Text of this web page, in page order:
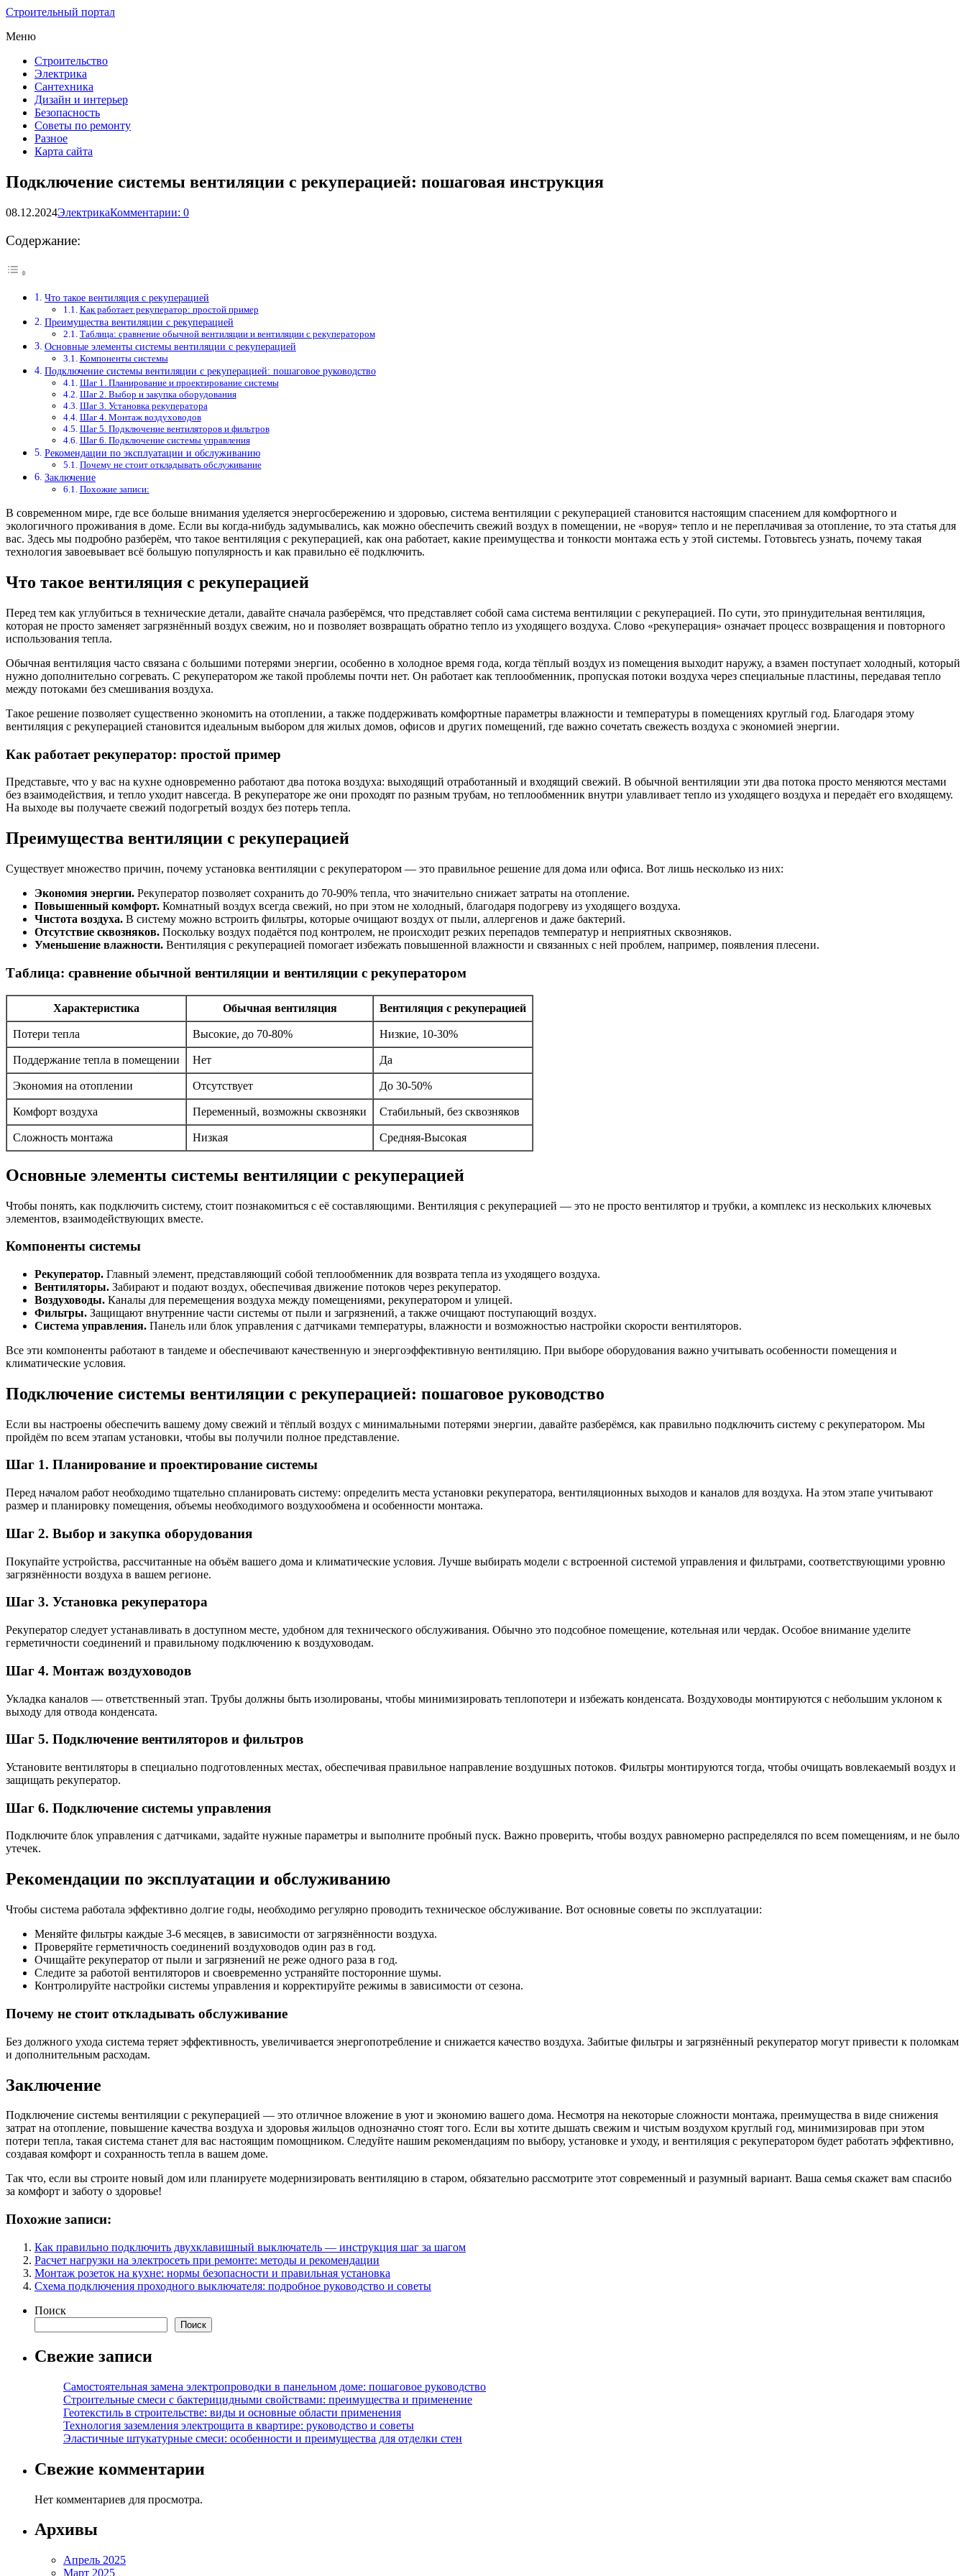
Строительный портал
Меню
Строительство
Электрика
Сантехника
Дизайн и интерьер
Безопасность
Советы по ремонту
Разное
Карта сайта
Подключение системы вентиляции с рекуперацией: пошаговая инструкция
08.12.2024ЭлектрикаКомментарии: 0
Содержание:
Что такое вентиляция с рекуперацией
Как работает рекуператор: простой пример
Преимущества вентиляции с рекуперацией
Таблица: сравнение обычной вентиляции и вентиляции с рекуператором
Основные элементы системы вентиляции с рекуперацией
Компоненты системы
Подключение системы вентиляции с рекуперацией: пошаговое руководство
Шаг 1. Планирование и проектирование системы
Шаг 2. Выбор и закупка оборудования
Шаг 3. Установка рекуператора
Шаг 4. Монтаж воздуховодов
Шаг 5. Подключение вентиляторов и фильтров
Шаг 6. Подключение системы управления
Рекомендации по эксплуатации и обслуживанию
Почему не стоит откладывать обслуживание
Заключение
Похожие записи:
В современном мире, где все больше внимания уделяется энергосбережению и здоровью, система вентиляции с рекуперацией становится настоящим спасением для комфортного и
экологичного проживания в доме. Если вы когда-нибудь задумывались, как можно обеспечить свежий воздух в помещении, не «воруя» тепло и не переплачивая за отопление, то эта статья для
вас. Здесь мы подробно разберём, что такое вентиляция с рекуперацией, как она работает, какие преимущества и тонкости монтажа есть у этой системы. Готовьтесь узнать, почему такая
технология завоевывает всё большую популярность и как правильно её подключить.
Что такое вентиляция с рекуперацией
Перед тем как углубиться в технические детали, давайте сначала разберёмся, что представляет собой сама система вентиляции с рекуперацией. По сути, это принудительная вентиляция,
которая не просто заменяет загрязнённый воздух свежим, но и позволяет возвращать обратно тепло из уходящего воздуха. Слово «рекуперация» означает процесс возвращения и повторного
использования тепла.
Обычная вентиляция часто связана с большими потерями энергии, особенно в холодное время года, когда тёплый воздух из помещения выходит наружу, а взамен поступает холодный, который
нужно дополнительно согревать. С рекуператором же такой проблемы почти нет. Он работает как теплообменник, пропуская потоки воздуха через специальные пластины, передавая тепло
между потоками без смешивания воздуха.
Такое решение позволяет существенно экономить на отоплении, а также поддерживать комфортные параметры влажности и температуры в помещениях круглый год. Благодаря этому
вентиляция с рекуперацией становится идеальным выбором для жилых домов, офисов и других помещений, где важно сочетать свежесть воздуха с экономией энергии.
Как работает рекуператор: простой пример
Представьте, что у вас на кухне одновременно работают два потока воздуха: выходящий отработанный и входящий свежий. В обычной вентиляции эти два потока просто меняются местами
без взаимодействия, и тепло уходит навсегда. В рекуператоре же они проходят по разным трубам, но теплообменник внутри улавливает тепло из уходящего воздуха и передаёт его входящему.
На выходе вы получаете свежий подогретый воздух без потерь тепла.
Преимущества вентиляции с рекуперацией
Существует множество причин, почему установка вентиляции с рекуператором — это правильное решение для дома или офиса. Вот лишь несколько из них:
Экономия энергии. Рекуператор позволяет сохранить до 70-90% тепла, что значительно снижает затраты на отопление.
Повышенный комфорт. Комнатный воздух всегда свежий, но при этом не холодный, благодаря подогреву из уходящего воздуха.
Чистота воздуха. В систему можно встроить фильтры, которые очищают воздух от пыли, аллергенов и даже бактерий.
Отсутствие сквозняков. Поскольку воздух подаётся под контролем, не происходит резких перепадов температур и неприятных сквозняков.
Уменьшение влажности. Вентиляция с рекуперацией помогает избежать повышенной влажности и связанных с ней проблем, например, появления плесени.
Таблица: сравнение обычной вентиляции и вентиляции с рекуператором
Характеристика Обычная вентиляция Вентиляция с рекуперацией
Потери тепла Высокие, до 70-80% Низкие, 10-30%
Поддержание тепла в помещении Нет Да
Экономия на отоплении Отсутствует До 30-50%
Комфорт воздуха Переменный, возможны сквозняки Стабильный, без сквозняков
Сложность монтажа Низкая Средняя-Высокая
Основные элементы системы вентиляции с рекуперацией
Чтобы понять, как подключить систему, стоит познакомиться с её составляющими. Вентиляция с рекуперацией — это не просто вентилятор и трубки, а комплекс из нескольких ключевых
элементов, взаимодействующих вместе.
Компоненты системы
Рекуператор. Главный элемент, представляющий собой теплообменник для возврата тепла из уходящего воздуха.
Вентиляторы. Забирают и подают воздух, обеспечивая движение потоков через рекуператор.
Воздуховоды. Каналы для перемещения воздуха между помещениями, рекуператором и улицей.
Фильтры. Защищают внутренние части системы от пыли и загрязнений, а также очищают поступающий воздух.
Система управления. Панель или блок управления с датчиками температуры, влажности и возможностью настройки скорости вентиляторов.
Все эти компоненты работают в тандеме и обеспечивают качественную и энергоэффективную вентиляцию. При выборе оборудования важно учитывать особенности помещения и
климатические условия.
Подключение системы вентиляции с рекуперацией: пошаговое руководство
Если вы настроены обеспечить вашему дому свежий и тёплый воздух с минимальными потерями энергии, давайте разберёмся, как правильно подключить систему с рекуператором. Мы
пройдём по всем этапам установки, чтобы вы получили полное представление.
Шаг 1. Планирование и проектирование системы
Перед началом работ необходимо тщательно спланировать систему: определить места установки рекуператора, вентиляционных выходов и каналов для воздуха. На этом этапе учитывают
размер и планировку помещения, объемы необходимого воздухообмена и особенности монтажа.
Шаг 2. Выбор и закупка оборудования
Покупайте устройства, рассчитанные на объём вашего дома и климатические условия. Лучше выбирать модели с встроенной системой управления и фильтрами, соответствующими уровню
загрязнённости воздуха в вашем регионе.
Шаг 3. Установка рекуператора
Рекуператор следует устанавливать в доступном месте, удобном для технического обслуживания. Обычно это подсобное помещение, котельная или чердак. Особое внимание уделите
герметичности соединений и правильному подключению к воздуховодам.
Шаг 4. Монтаж воздуховодов
Укладка каналов — ответственный этап. Трубы должны быть изолированы, чтобы минимизировать теплопотери и избежать конденсата. Воздуховоды монтируются с небольшим уклоном к
выходу для отвода конденсата.
Шаг 5. Подключение вентиляторов и фильтров
Установите вентиляторы в специально подготовленных местах, обеспечивая правильное направление воздушных потоков. Фильтры монтируются тогда, чтобы очищать вовлекаемый воздух и
защищать рекуператор.
Шаг 6. Подключение системы управления
Подключите блок управления с датчиками, задайте нужные параметры и выполните пробный пуск. Важно проверить, чтобы воздух равномерно распределялся по всем помещениям, и не было
утечек.
Рекомендации по эксплуатации и обслуживанию
Чтобы система работала эффективно долгие годы, необходимо регулярно проводить техническое обслуживание. Вот основные советы по эксплуатации:
Меняйте фильтры каждые 3-6 месяцев, в зависимости от загрязнённости воздуха.
Проверяйте герметичность соединений воздуховодов один раз в год.
Очищайте рекуператор от пыли и загрязнений не реже одного раза в год.
Следите за работой вентиляторов и своевременно устраняйте посторонние шумы.
Контролируйте настройки системы управления и корректируйте режимы в зависимости от сезона.
Почему не стоит откладывать обслуживание
Без должного ухода система теряет эффективность, увеличивается энергопотребление и снижается качество воздуха. Забитые фильтры и загрязнённый рекуператор могут привести к поломкам
и дополнительным расходам.
Заключение
Подключение системы вентиляции с рекуперацией — это отличное вложение в уют и экономию вашего дома. Несмотря на некоторые сложности монтажа, преимущества в виде снижения
затрат на отопление, повышение качества воздуха и здоровья жильцов однозначно стоят того. Если вы хотите дышать свежим и чистым воздухом круглый год, минимизировав при этом
потери тепла, такая система станет для вас настоящим помощником. Следуйте нашим рекомендациям по выбору, установке и уходу, и вентиляция с рекуператором будет работать эффективно,
создавая комфорт и сохранность тепла в вашем доме.
Так что, если вы строите новый дом или планируете модернизировать вентиляцию в старом, обязательно рассмотрите этот современный и разумный вариант. Ваша семья скажет вам спасибо
за комфорт и заботу о здоровье!
Похожие записи:
Как правильно подключить двухклавишный выключатель — инструкция шаг за шагом
Расчет нагрузки на электросеть при ремонте: методы и рекомендации
Монтаж розеток на кухне: нормы безопасности и правильная установка
Схема подключения проходного выключателя: подробное руководство и советы
Поиск
Поиск
Свежие записи
Самостоятельная замена электропроводки в панельном доме: пошаговое руководство
Строительные смеси с бактерицидными свойствами: преимущества и применение
Геотекстиль в строительстве: виды и основные области применения
Технология заземления электрощита в квартире: руководство и советы
Эластичные штукатурные смеси: особенности и преимущества для отделки стен
Свежие комментарии
Нет комментариев для просмотра.
Архивы
Апрель 2025
Март 2025